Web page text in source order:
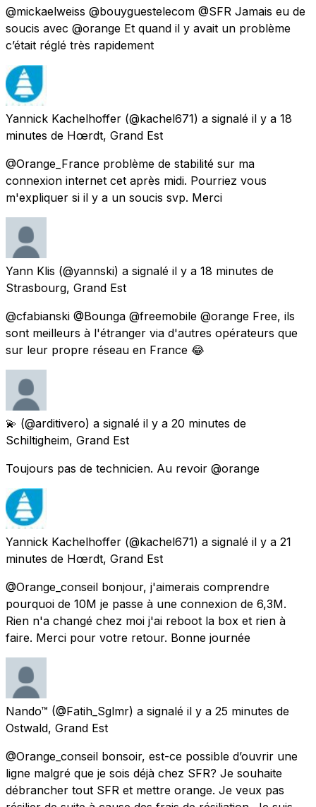
@mickaelweiss @bouyguestelecom @SFR Jamais eu de
soucis avec @orange Et quand il y avait un problème
c’était réglé très rapidement
Yannick Kachelhoffer (@kachel671) a signalé il y a 18
minutes de Hœrdt, Grand Est
@Orange_France problème de stabilité sur ma
connexion internet cet après midi. Pourriez vous
m'expliquer si il y a un soucis svp. Merci
Yann Klis (@yannski) a signalé il y a 18 minutes de
Strasbourg, Grand Est
@cfabianski @Bounga @freemobile @orange Free, ils
sont meilleurs à l'étranger via d'autres opérateurs que
sur leur propre réseau en France 😂
💫 (@arditivero) a signalé il y a 20 minutes de
Schiltigheim, Grand Est
Toujours pas de technicien. Au revoir @orange
Yannick Kachelhoffer (@kachel671) a signalé il y a 21
minutes de Hœrdt, Grand Est
@Orange_conseil bonjour, j'aimerais comprendre
pourquoi de 10M je passe à une connexion de 6,3M.
Rien n'a changé chez moi j'ai reboot la box et rien à
faire. Merci pour votre retour. Bonne journée
Nando™ (@Fatih_Sglmr) a signalé il y a 25 minutes de
Ostwald, Grand Est
@Orange_conseil bonsoir, est-ce possible d’ouvrir une
ligne malgré que je sois déjà chez SFR? Je souhaite
débrancher tout SFR et mettre orange. Je veux pas